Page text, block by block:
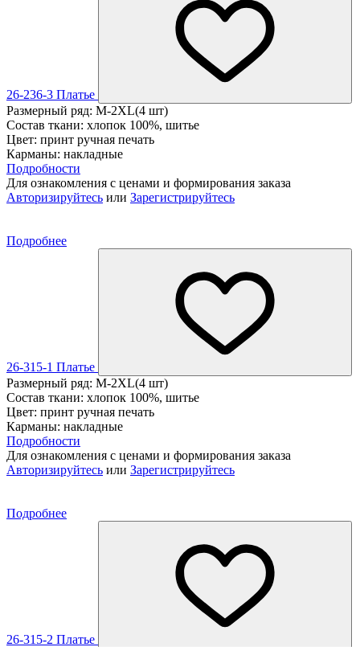
26-236-3 Платье
Размерный ряд: M-2XL(4 шт)
Состав ткани: хлопок 100%, шитье
Цвет: принт ручная печать
Карманы: накладные
Подробности
Для ознакомления с ценами и формирования заказа
Авторизируйтесь или Зарегистрируйтесь
Подробнее
26-315-1 Платье
Размерный ряд: M-2XL(4 шт)
Состав ткани: хлопок 100%, шитье
Цвет: принт ручная печать
Карманы: накладные
Подробности
Для ознакомления с ценами и формирования заказа
Авторизируйтесь или Зарегистрируйтесь
Подробнее
26-315-2 Платье